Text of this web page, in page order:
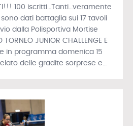
100 iscritti…Tanti…veramente
dati battaglia sui 17 tavoli
dalla Polisportiva Mortise
JUNIOR CHALLENGE E
in programma domenica 15
delle gradite sorprese e…